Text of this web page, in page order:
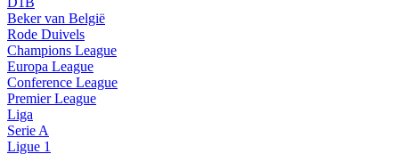
Beker van België
Rode Duivels
Champions League
Europa League
Conference League
Premier League
Liga
Serie A
Ligue 1